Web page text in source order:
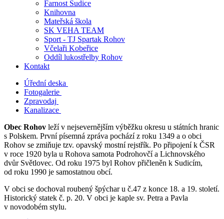
Farnost Sudice
Knihovna
Mateřská škola
SK VEHA TEAM
Sport - TJ Spartak Rohov
Včelaři Kobeřice
Oddíl lukostřelby Rohov
Kontakt
Úřední deska
Fotogalerie
Zpravodaj
Kanalizace
Obec Rohov leží v nejsevernějším výběžku okresu u státních hranic
s Polskem. První písemná zpráva pochází z roku 1349 a o obci
Rohov se zmiňuje tzv. opavský mostní rejstřík. Po připojení k ČSR
v roce 1920 byla u Rohova samota Podrohovčí a Lichnovského
dvůr Světlovec. Od roku 1975 byl Rohov přičleněn k Sudicím,
od roku 1990 je samostatnou obcí.
V obci se dochoval roubený špýchar u č.47 z konce 18. a 19. století.
Historický statek č. p. 20. V obci je kaple sv. Petra a Pavla
v novodobém stylu.